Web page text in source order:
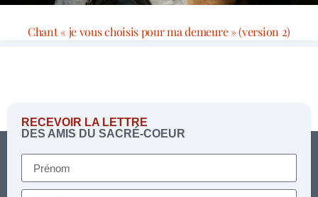
Chant « je vous choisis pour ma demeure » (version 2)
RECEVOIR LA LETTRE
DES AMIS DU SACRÉ-COEUR